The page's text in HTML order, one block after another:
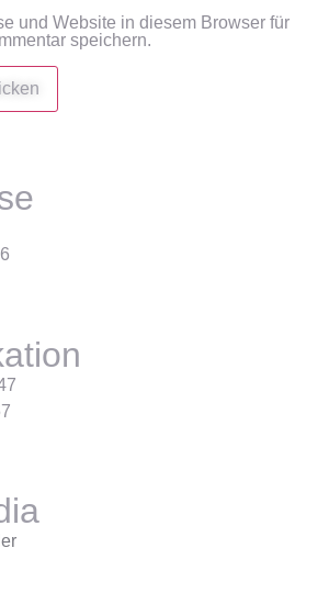
und Website in diesem Browser für
speichern.